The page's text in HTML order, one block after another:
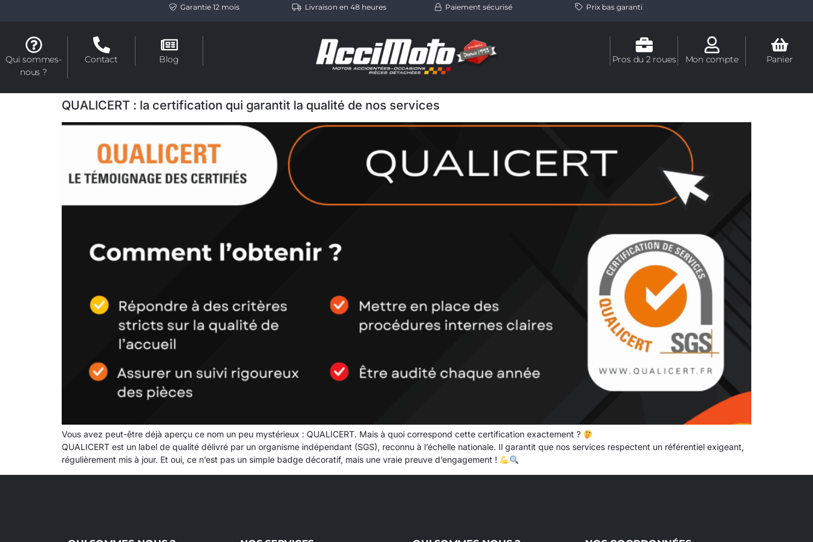
Garantie 12 mois Livraison en 48 heures Paiement sécurisé Prix bas garanti
Qui sommes-
nous ?
Contact Blog Pros du 2 roues Mon compte Panier
QUALICERT : la certification qui garantit la qualité de nos services
Vous avez peut-être déjà aperçu ce nom un peu mystérieux : QUALICERT. Mais à quoi correspond cette certification exactement ?
QUALICERT est un label de qualité délivré par un organisme indépendant (SGS), reconnu à l’échelle nationale. Il garantit que nos services respectent un référentiel exigeant,
régulièrement mis à jour. Et oui, ce n’est pas un simple badge décoratif, mais une vraie preuve d’engagement !